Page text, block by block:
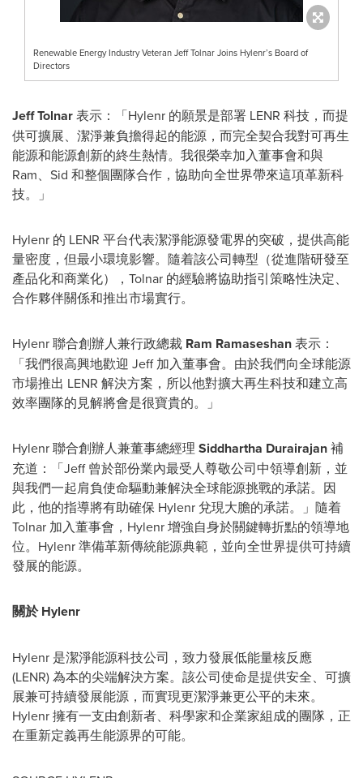
Renewable Energy Industry Veteran Jeff Tolnar Joins Hylenr’s Board of
Directors
Jeff Tolnar表示：「Hylenr 的願景是部署 LENR 科技，而提
供可擴展、潔淨兼負擔得起的能源，而完全契合我對可再生
能源和能源創新的終生熱情。我很榮幸加入董事會和與
Ram、Sid 和整個團隊合作，協助向全世界帶來這項革新科
技。」
Hylenr 的 LENR 平台代表潔淨能源發電界的突破，提供高能
量密度，但最小環境影響。隨着該公司轉型（從進階研發至
產品化和商業化），Tolnar 的經驗將協助指引策略性決定、
合作夥伴關係和推出市場實行。
Hylenr 聯合創辦人兼行政總裁 Ram Ramaseshan表示：
「我們很高興地歡迎 Jeff 加入董事會。由於我們向全球能源
市場推出 LENR 解決方案，所以他對擴大再生科技和建立高
效率團隊的見解將會是很寶貴的。」
Hylenr 聯合創辦人兼董事總經理 Siddhartha Durairajan補
充道：「Jeff 曾於部份業內最受人尊敬公司中領導創新，並
與我們一起肩負使命驅動兼解決全球能源挑戰的承諾。因
此，他的指導將有助確保 Hylenr 兌現大膽的承諾。」隨着
Tolnar 加入董事會，Hylenr 增強自身於關鍵轉折點的領導地
位。Hylenr 準備革新傳統能源典範，並向全世界提供可持續
發展的能源。
關於 Hylenr
Hylenr 是潔淨能源科技公司，致力發展低能量核反應
(LENR) 為本的尖端解決方案。該公司使命是提供安全、可擴
展兼可持續發展能源，而實現更潔淨兼更公平的未來。
Hylenr 擁有一支由創新者、科學家和企業家組成的團隊，正
在重新定義再生能源界的可能。